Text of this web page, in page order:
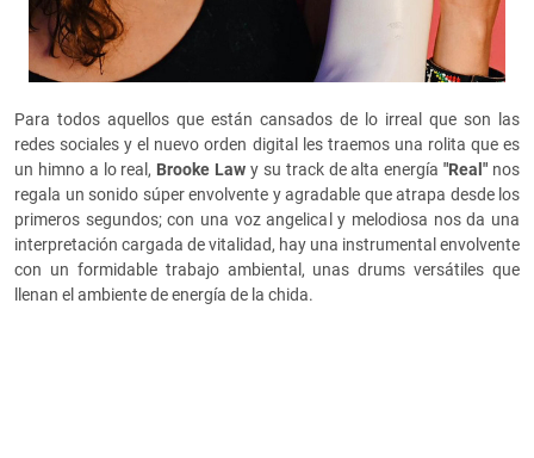
Para todos aquellos que están cansados de lo irreal que son las
redes sociales y el nuevo orden digital les traemos una rolita que es
un himno a lo real, Brooke Lawy su track de alta energía"Real" nos
regala un sonido súper envolvente y agradable que atrapa desde los
primeros segundos; con una voz angelical y melodiosa nos da una
interpretación cargada de vitalidad, hay una instrumental envolvente
con un formidable trabajo ambiental, unas drums versátiles que
llenan el ambiente de energía de la chida.